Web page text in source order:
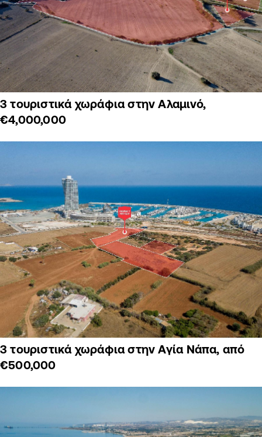
3 τουριστικά χωράφια στην Αλαμινό,
€4,000,000
3 τουριστικά χωράφια στην Αγία Νάπα, από
€500,000